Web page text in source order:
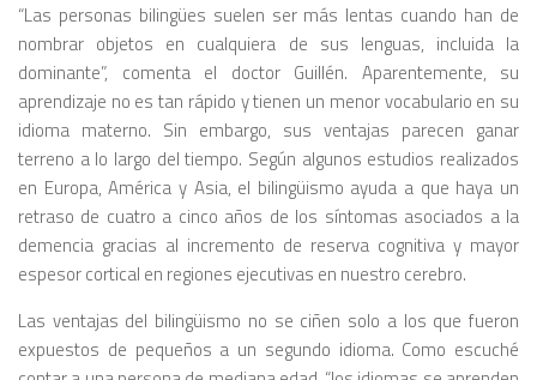
“Las personas bilingües suelen ser más lentas cuando han de
nombrar objetos en cualquiera de sus lenguas, incluida la
dominante”, comenta el doctor Guillén. Aparentemente, su
aprendizaje no es tan rápido y tienen un menor vocabulario en su
idioma materno. Sin embargo, sus ventajas parecen ganar
terreno a lo largo del tiempo. Según algunos estudios realizados
en Europa, América y Asia, el bilingüismo ayuda a que haya un
retraso de cuatro a cinco años de los síntomas asociados a la
demencia gracias al incremento de reserva cognitiva y mayor
espesor cortical en regiones ejecutivas en nuestro cerebro.
Las ventajas del bilingüismo no se ciñen solo a los que fueron
expuestos de pequeños a un segundo idioma. Como escuché